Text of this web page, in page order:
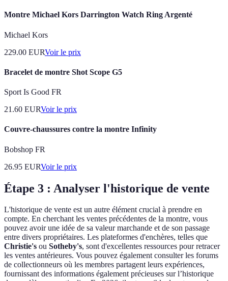
Montre Michael Kors Darrington Watch Ring Argenté
Michael Kors
229.00 EURVoir le prix
Bracelet de montre Shot Scope G5
Sport Is Good FR
21.60 EURVoir le prix
Couvre-chaussures contre la montre Infinity
Bobshop FR
26.95 EURVoir le prix
Étape 3 : Analyser l'historique de vente
L'historique de vente est un autre élément crucial à prendre en
compte. En cherchant les ventes précédentes de la montre, vous
pouvez avoir une idée de sa valeur marchande et de son passage
entre divers propriétaires. Les plateformes d'enchères, telles que
Christie's ou Sotheby's, sont d'excellentes ressources pour retracer
les ventes antérieures. Vous pouvez également consulter les forums
de collectionneurs où les membres partagent leurs expériences,
fournissant des informations également précieuses sur l’historique